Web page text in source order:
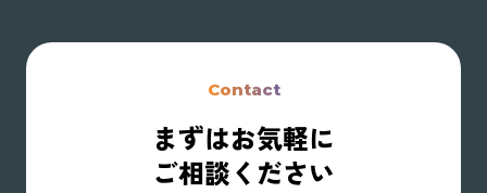
Contact
まずはお気軽に
ご相談ください